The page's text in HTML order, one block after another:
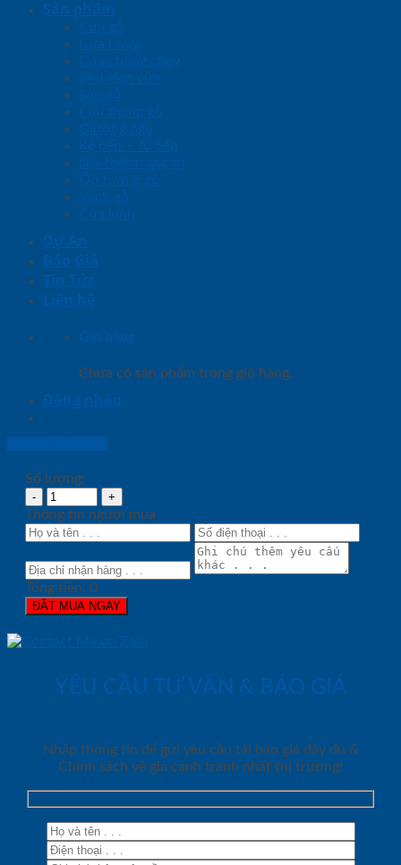
Sản phẩm
Cửa gỗ
Cửa nhựa
Cửa chống cháy
Phụ kiện cửa
Sàn gỗ
Cầu thang gỗ
Giường ngủ
Kệ bếp – Tủ bếp
Nội thất trang trí
Ốp tường gỗ
Vách gỗ
Cửa kính
Dự Án
Báo Giá
Tin Tức
Liên hệ
Giỏ hàng
Chưa có sản phẩm trong giỏ hàng.
Đăng nhập
Số lượng:
Thông tin người mua
Tổng tiền: 0
ĐẶT MUA NGAY
YÊU CẦU TƯ VẤN & BÁO GIÁ
Nhập thông tin để gửi yêu cầu tải báo giá đầy đủ &
Chính sách về giá cạnh tranh nhất thị trường!